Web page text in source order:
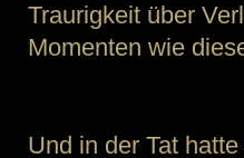
Traurigkeit über
Momenten wie
Und in der Tat